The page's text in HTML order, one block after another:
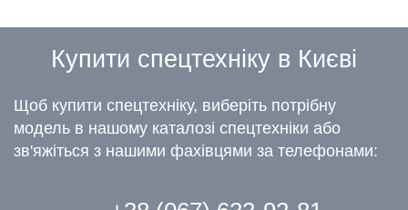
Купити спецтехніку в Києві
Щоб купити спецтехніку, виберіть потрібну
модель в нашому каталозі спецтехніки або
зв'яжіться з нашими фахівцями за телефонами: